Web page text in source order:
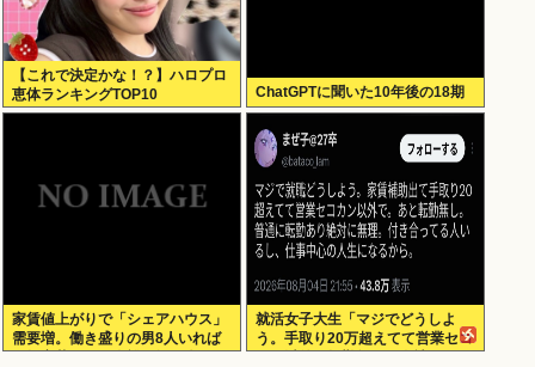
【これで決定かな！？】ハロプロ
恵体ランキングTOP10
ChatGPTに聞いた10年後の18期
家賃値上がりで「シェアハウス」
需要増。働き盛りの男8人いれば
就活女子大生「マジでどうしよ
う。手取り20万超えてて営業セコ